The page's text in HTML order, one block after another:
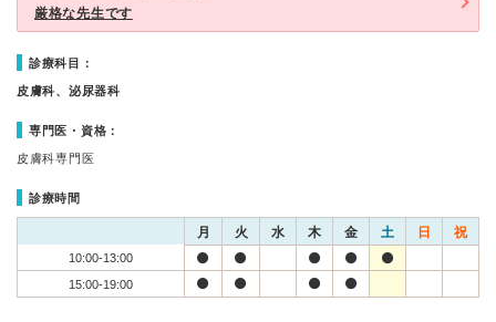
厳格な先生です
診療科目：
皮膚科、泌尿器科
専門医・資格：
皮膚科専門医
診療時間
月 火 水 木 金 土 日 祝
10:00-13:00
15:00-19:00